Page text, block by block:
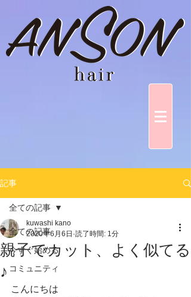
記事
全ての記事
今すぐ始める
コミュニティ
全ての記事
親子でカット、よく似てる
♪
kuwashi kano
2020年6月6日 読了時間: 1分
こんにちは